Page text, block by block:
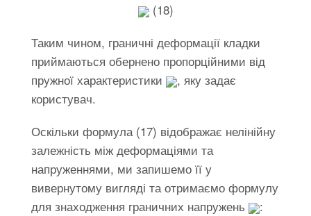
(18)
Таким чином, граничні деформації кладки
приймаються обернено пропорційними від
пружної характеристики
, яку задає
користувач.
Оскільки формула (17) відображає нелінійну
залежність між деформаціями та
напруженнями, ми запишемо її у
вивернутому вигляді та отримаємо формулу
для знаходження граничних напружень
: